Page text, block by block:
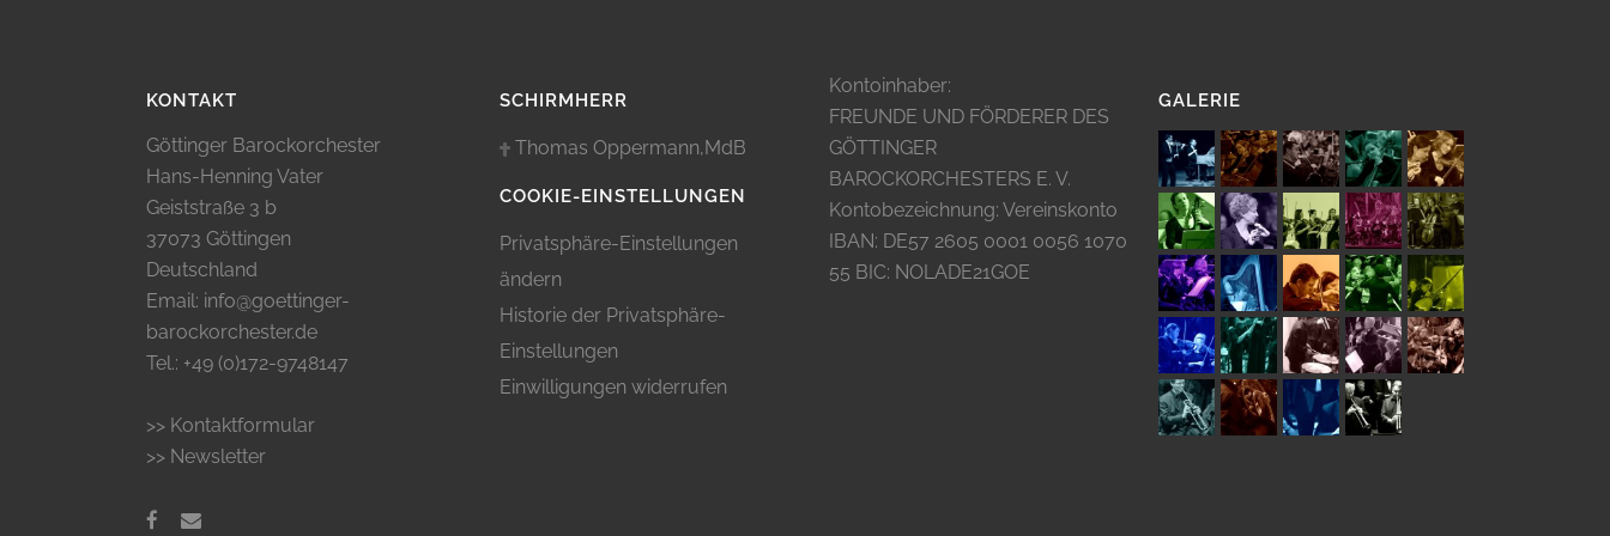
KONTAKT
Göttinger Barockorchester
Hans-Henning Vater
Geiststraße 3 b
37073 Göttingen
Deutschland
Email: info@goettinger-
barockorchester.de
Tel.: +49 (0)172-9748147
>> Kontaktformular
>> Newsletter
SCHIRMHERR
Thomas Oppermann,MdB
COOKIE-EINSTELLUNGEN
Privatsphäre-Einstellungen
ändern
Historie der Privatsphäre-
Einstellungen
Einwilligungen widerrufen
Kontoinhaber:
FREUNDE UND FÖRDERER DES
GÖTTINGER
BAROCKORCHESTERS E. V.
Kontobezeichnung: Vereinskonto
IBAN: DE57 2605 0001 0056 1070
55 BIC: NOLADE21GOE
GALERIE